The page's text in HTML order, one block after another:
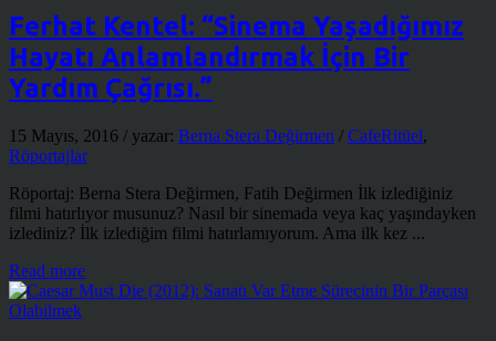
Ferhat Kentel: “Sinema Yaşadığımız
Hayatı Anlamlandırmak İçin Bir
Yardım Çağrısı.”
15 Mayıs, 2016 / yazar: Berna Stera Değirmen / CafeRitüel,
Röportajlar
Röportaj: Berna Stera Değirmen, Fatih Değirmen İlk izlediğiniz
filmi hatırlıyor musunuz? Nasıl bir sinemada veya kaç yaşındayken
izlediniz? İlk izlediğim filmi hatırlamıyorum. Ama ilk kez ...
Read more